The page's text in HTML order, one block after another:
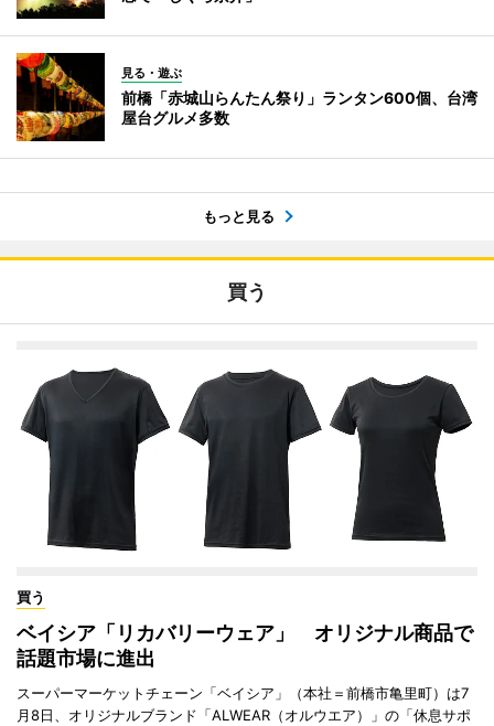
見る・遊ぶ
前橋「赤城山らんたん祭り」ランタン600個、台湾
屋台グルメ多数
もっと見る
買う
買う
ベイシア「リカバリーウェア」 オリジナル商品で
話題市場に進出
スーパーマーケットチェーン「ベイシア」（本社＝前橋市亀里町）は7
月8日、オリジナルブランド「ALWEAR（オルウエア）」の「休息サポ